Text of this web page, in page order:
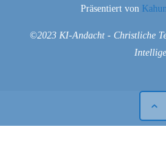
Präsentiert von
©2023 KI-Andacht - Christliche